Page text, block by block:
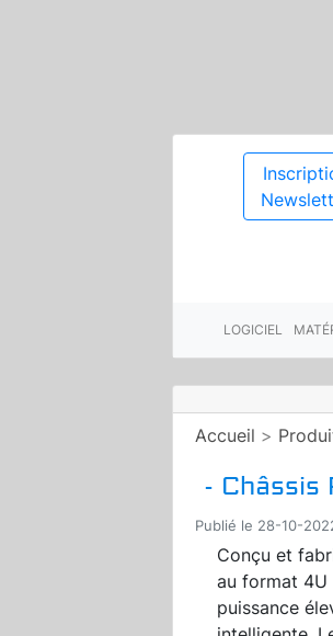
LOGICIEL
Accueil >
- Châssis
Publié le 28-10-
Conçu et
au format 4U
puissance